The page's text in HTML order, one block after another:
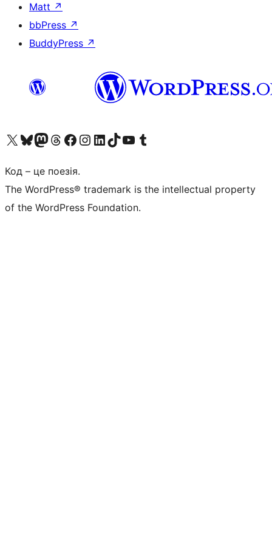
Matt ↗
bbPress ↗
BuddyPress ↗
Visit our X (formerly Twitter) account
Visit our Bluesky account
Завітайте до нашої стрічки в Mastodon
Visit our Threads account
Завітайте на нашу сторінку в Facebook
Visit our Instagram account
Visit our LinkedIn account
Visit our TikTok account
Visit our YouTube channel
Visit our Tumblr account
Код – це поезія.
The WordPress® trademark is the intellectual property
of the WordPress Foundation.